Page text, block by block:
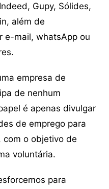
Gupy, Sólides,
além de
e-mail, whatsApp ou
empresa de
de nenhum
é apenas divulgar
de emprego para
com o objetivo de
voluntária.
para